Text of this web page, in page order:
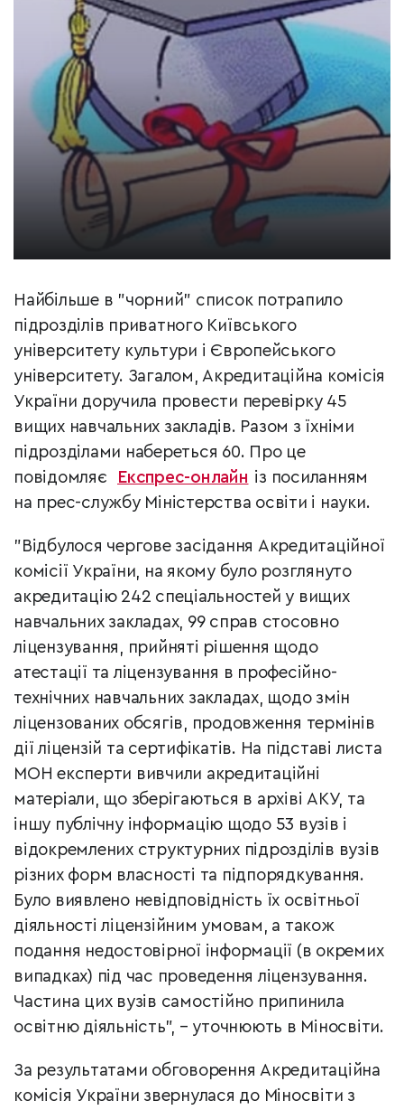
Найбільше в "чорний" список потрапило
підрозділів приватного Київського
університету культури і Європейського
університету. Загалом, Акредитаційна комісія
України доручила провести перевірку 45
вищих навчальних закладів. Разом з їхніми
підрозділами набереться 60. Про це
повідомляє
Експрес-онлайн із посиланням
на прес-службу Міністерства освіти і науки.
"Відбулося чергове засідання Акредитаційної
комісії України, на якому було розглянуто
акредитацію 242 спеціальностей у вищих
навчальних закладах, 99 справ стосовно
ліцензування, прийняті рішення щодо
атестації та ліцензування в професійно-
технічних навчальних закладах, щодо змін
ліцензованих обсягів, продовження термінів
дії ліцензій та сертифікатів. На підставі листа
МОН експерти вивчили акредитаційні
матеріали, що зберігаються в архіві АКУ, та
іншу публічну інформацію щодо 53 вузів і
відокремлених структурних підрозділів вузів
різних форм власності та підпорядкування.
Було виявлено невідповідність їх освітньої
діяльності ліцензійним умовам, а також
подання недостовірної інформації (в окремих
випадках) під час проведення ліцензування.
Частина цих вузів самостійно припинила
освітню діяльність", – уточнюють в Міносвіти.
За результатами обговорення Акредитаційна
комісія України звернулася до Міносвіти з